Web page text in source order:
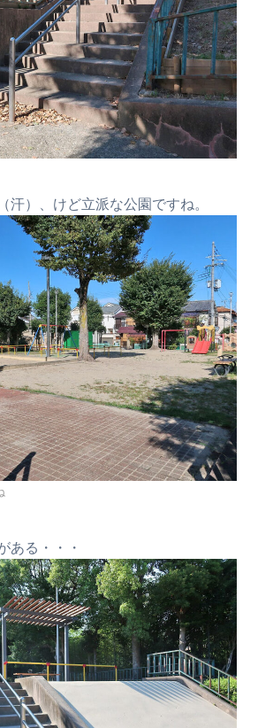
汗）、けど立派な公園ですね。
ある・・・